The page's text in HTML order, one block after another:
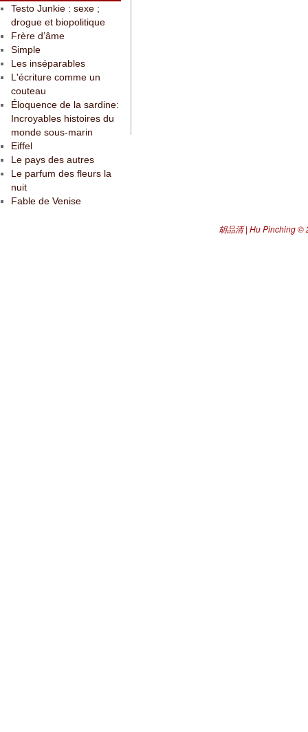
Testo Junkie : sexe ;
drogue et biopolitique
Frère d’âme
Simple
Les inséparables
L'écriture comme un
couteau
Éloquence de la sardine:
Incroyables histoires du
monde sous-marin
Eiffel
Le pays des autres
Le parfum des fleurs la
nuit
Fable de Venise
胡品清 | Hu Pinching©